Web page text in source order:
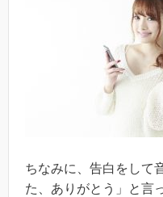
ちなみに、告白をして
た、ありがとう」と言